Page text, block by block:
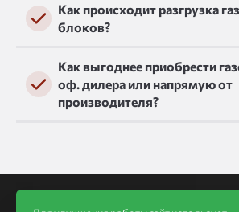
Как происходит разгрузка
блоков?
Как выгоднее приобрести
оф. дилера или напрямую от
производителя?
Информация